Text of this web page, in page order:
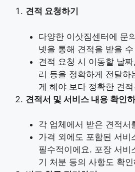
견적 요청하기
다양한 이삿짐센터에 문
넷을 통해 견적을 받을
견적 요청 시 이동할 날
리 등을 정확하게 전달하
게 해야 보다 정확한 견
견적서 및 서비스 내용 확인
각 업체에서 받은 견적서
가격 외에도 포함된 서비
필수적이에요. 포장 서비
기 처분 등의 사항도 확